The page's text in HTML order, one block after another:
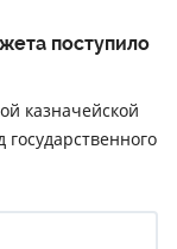
поступило
казначейской